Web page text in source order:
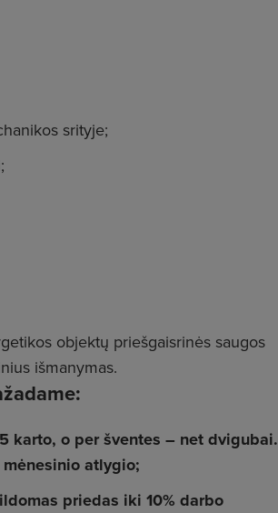
srityje;
objektų priešgaisrinės saugos
išmanymas.
karto, o per šventes – net dvigubai.
atlygio;
priedas iki 10% darbo